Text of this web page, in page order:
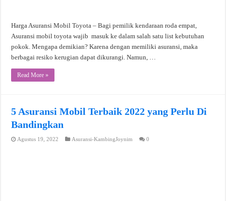
Harga Asuransi Mobil Toyota – Bagi pemilik kendaraan roda empat,
Asuransi mobil toyota wajib masuk ke dalam salah satu list kebutuhan
pokok. Mengapa demikian? Karena dengan memiliki asuransi, maka
berbagai resiko kerugian dapat dikurangi. Namun, …
Read More »
5 Asuransi Mobil Terbaik 2022 yang Perlu Di
Bandingkan
Agustus 19, 2022 Asuransi-KambingJoynim 0